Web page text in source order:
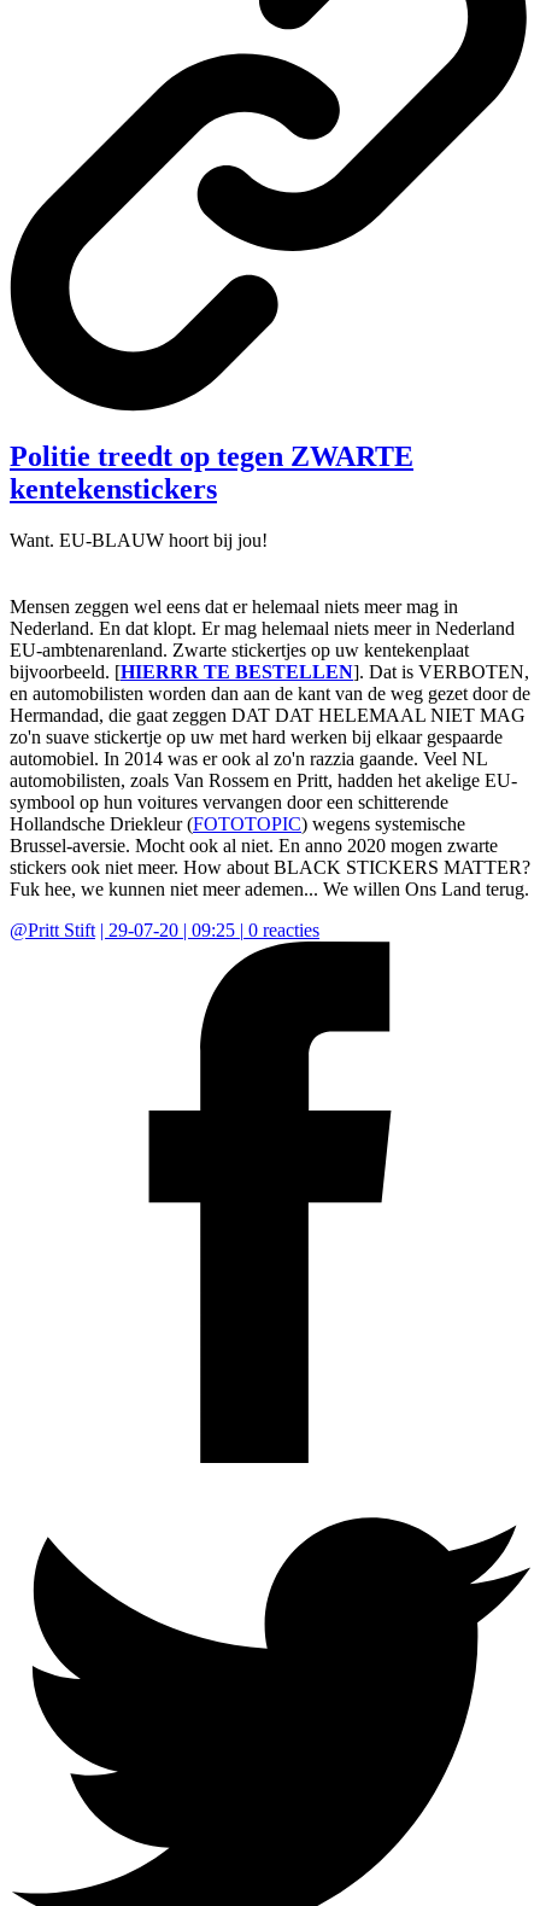
Politie treedt op tegen ZWARTE
kentekenstickers
Want. EU-BLAUW hoort bij jou!
Mensen zeggen wel eens dat er helemaal niets meer mag in
Nederland. En dat klopt. Er mag helemaal niets meer in Nederland
EU-ambtenarenland. Zwarte stickertjes op uw kentekenplaat
bijvoorbeeld. [HIERRR TE BESTELLEN]. Dat is VERBOTEN,
en automobilisten worden dan aan de kant van de weg gezet door de
Hermandad, die gaat zeggen DAT DAT HELEMAAL NIET MAG
zo'n suave stickertje op uw met hard werken bij elkaar gespaarde
automobiel. In 2014 was er ook al zo'n razzia gaande. Veel NL
automobilisten, zoals Van Rossem en Pritt, hadden het akelige EU-
symbool op hun voitures vervangen door een schitterende
Hollandsche Driekleur (FOTOTOPIC) wegens systemische
Brussel-aversie. Mocht ook al niet. En anno 2020 mogen zwarte
stickers ook niet meer. How about BLACK STICKERS MATTER?
Fuk hee, we kunnen niet meer ademen... We willen Ons Land terug.
@Pritt Stift | 29-07-20 | 09:25 | 0 reacties